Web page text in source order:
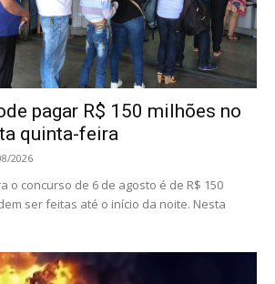
pagar R$ 150 milhões no
quinta-feira
2026
o concurso de 6 de agosto é de R$ 150
ser feitas até o início da noite. Nesta